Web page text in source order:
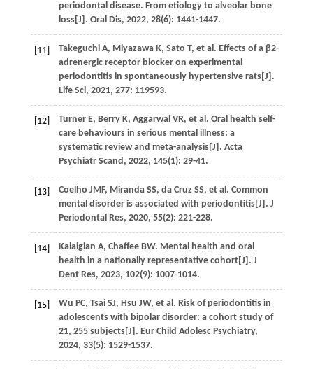
periodontal disease. From etiology to alveolar bone
loss[J]. Oral Dis, 2022, 28(6): 1441-1447.
[11] Takeguchi A, Miyazawa K, Sato T, et al. Effects of a β2-
adrenergic receptor blocker on experimental
periodontitis in spontaneously hypertensive rats[J].
Life Sci, 2021, 277: 119593.
[12] Turner E, Berry K, Aggarwal VR, et al. Oral health self-
care behaviours in serious mental illness: a
systematic review and meta-analysis[J]. Acta
Psychiatr Scand, 2022, 145(1): 29-41.
[13] Coelho JMF, Miranda SS, da Cruz SS, et al. Common
mental disorder is associated with periodontitis[J]. J
Periodontal Res, 2020, 55(2): 221-228.
[14] Kalaigian A, Chaffee BW. Mental health and oral
health in a nationally representative cohort[J]. J
Dent Res, 2023, 102(9): 1007-1014.
[15] Wu PC, Tsai SJ, Hsu JW, et al. Risk of periodontitis in
adolescents with bipolar disorder: a cohort study of
21, 255 subjects[J]. Eur Child Adolesc Psychiatry,
2024, 33(5): 1529-1537.